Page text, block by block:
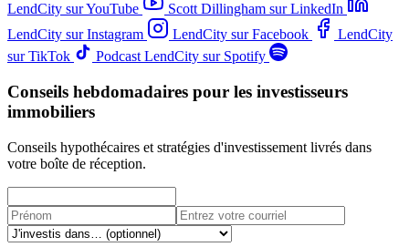
LendCity sur YouTube
Scott Dillingham sur LinkedIn
LendCity sur Instagram
LendCity sur Facebook
LendCity
sur TikTok
Podcast LendCity sur Spotify
Conseils hebdomadaires pour les investisseurs
immobiliers
Conseils hypothécaires et stratégies d'investissement livrés dans
votre boîte de réception.